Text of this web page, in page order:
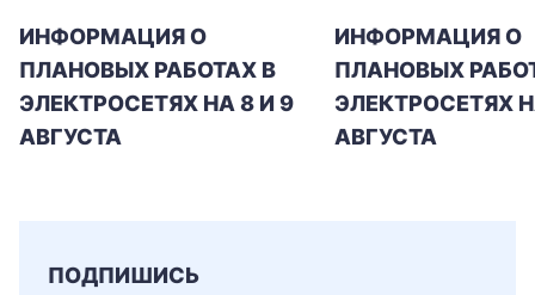
Частным клиентам
ИНФОРМАЦИЯ О
ПЛАНОВЫХ РАБОТАХ В
ЭЛЕКТРОСЕТЯХ НА 8 И 9
АВГУСТА
ИНФОРМАЦИЯ О
ПЛАНОВЫХ
ЭЛЕКТРОСЕТЯХ
АВГУСТА
ПОДПИШИСЬ